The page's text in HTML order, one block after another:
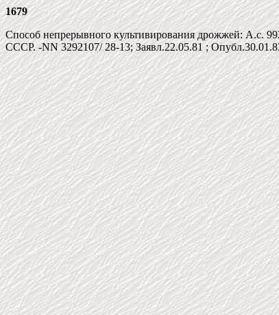
1679
Способ непрерывного культивирования дрожжей:
СССР. -NN 3292107/ 28-13; Заявл.22.05.81 ;